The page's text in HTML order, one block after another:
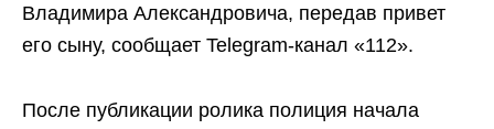
Владимира Александровича, передав привет
его сыну, сообщает Telegram-канал «112».
После публикации ролика полиция начала